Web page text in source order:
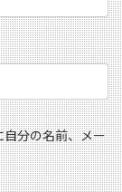
分の名前、メー